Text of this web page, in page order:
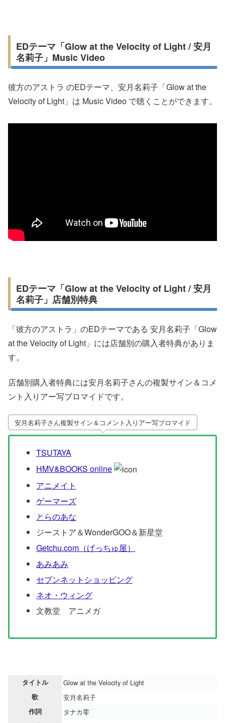
EDテーマ「Glow at the Velocity of Light / 安月
名莉子」Music Video
彼方のアストラ のEDテーマ、安月名莉子「Glow at the
Velocity of Light」は Music Video で聴くことができます。
EDテーマ「Glow at the Velocity of Light / 安月
名莉子」店舗別特典
「彼方のアストラ」のEDテーマである 安月名莉子「Glow
at the Velocity of Light」には店舗別の購入者特典がありま
す。
店舗別購入者特典には安月名莉子さんの複製サイン＆コメ
ント入りアー写ブロマイドです。
安月名莉子さん複製サイン＆コメント入りアー写ブロマイド
TSUTAYA
HMV&BOOKS online
アニメイト
ゲーマーズ
とらのあな
ジーストア＆WonderGOO＆新星堂
Getchu.com（げっちゅ屋）
あみあみ
セブンネットショッピング
ネオ・ウィング
文教堂 アニメガ
タイトル Glow at the Velocity of Light
歌 安月名莉子
作詞 タナカ零